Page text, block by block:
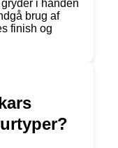
i hånden
brug af
finish og